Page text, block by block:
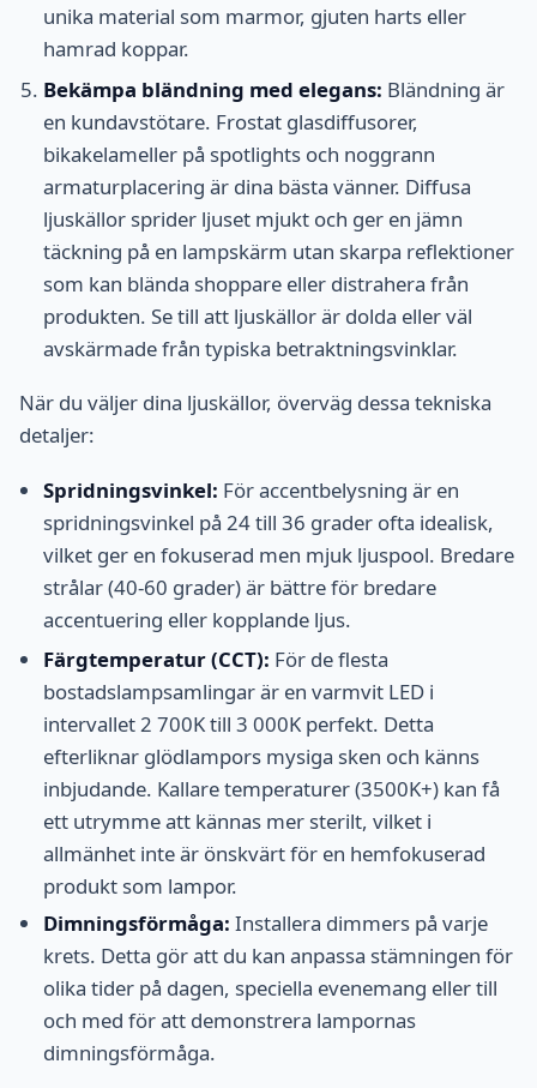
unika material som marmor, gjuten harts eller
hamrad koppar.
Bekämpa bländning med elegans: Bländning är
en kundavstötare. Frostat glasdiffusorer,
bikakelameller på spotlights och noggrann
armaturplacering är dina bästa vänner. Diffusa
ljuskällor sprider ljuset mjukt och ger en jämn
täckning på en lampskärm utan skarpa reflektioner
som kan blända shoppare eller distrahera från
produkten. Se till att ljuskällor är dolda eller väl
avskärmade från typiska betraktningsvinklar.
När du väljer dina ljuskällor, överväg dessa tekniska
detaljer:
Spridningsvinkel: För accentbelysning är en
spridningsvinkel på 24 till 36 grader ofta idealisk,
vilket ger en fokuserad men mjuk ljuspool. Bredare
strålar (40-60 grader) är bättre för bredare
accentuering eller kopplande ljus.
Färgtemperatur (CCT): För de flesta
bostadslampsamlingar är en varmvit LED i
intervallet 2 700K till 3 000K perfekt. Detta
efterliknar glödlampors mysiga sken och känns
inbjudande. Kallare temperaturer (3500K+) kan få
ett utrymme att kännas mer sterilt, vilket i
allmänhet inte är önskvärt för en hemfokuserad
produkt som lampor.
Dimningsförmåga: Installera dimmers på varje
krets. Detta gör att du kan anpassa stämningen för
olika tider på dagen, speciella evenemang eller till
och med för att demonstrera lampornas
dimningsförmåga.